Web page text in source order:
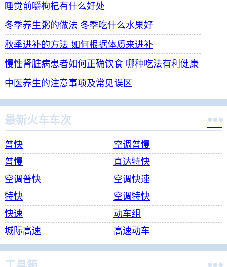
睡觉前嚼枸杞有什么好处
冬季养生粥的做法 冬季吃什么水果好
秋季进补的方法 如何根据体质来进补
慢性肾脏病患者如何正确饮食 哪种吃法有利健康
中医养生的注意事项及常见误区
最新火车车次 
普快
空调普慢
普慢
直达特快
空调普快
空调快速
特快
空调特快
快速
动车组
城际高速
高速动车